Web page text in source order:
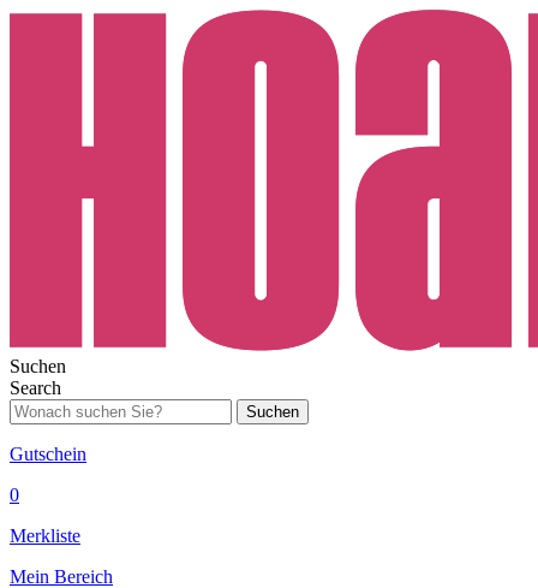
Suchen
Search
Suchen
Gutschein
0
Merkliste
Mein Bereich